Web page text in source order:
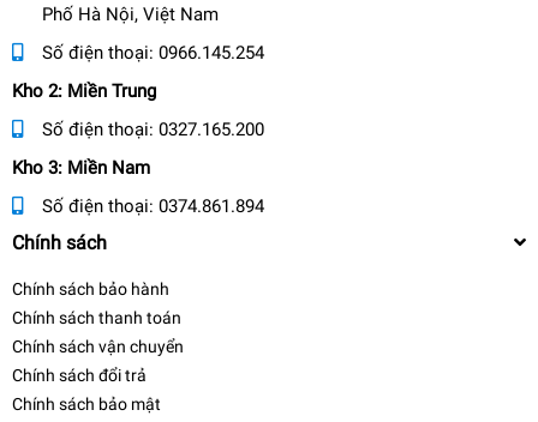
Phố Hà Nội, Việt Nam
Số điện thoại: 0966.145.254
Kho 2: Miền Trung
Số điện thoại: 0327.165.200
Kho 3: Miền Nam
Số điện thoại: 0374.861.894
Chính sách
Chính sách bảo hành
Chính sách thanh toán
Chính sách vận chuyển
Chính sách đổi trả
Chính sách bảo mật